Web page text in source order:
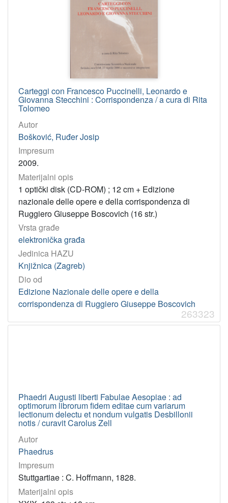
Carteggi con Francesco Puccinelli, Leonardo e
Giovanna Stecchini : Corrispondenza / a cura di Rita
Tolomeo
Autor
Bošković, Ruđer Josip
Impresum
2009.
Materijalni opis
1 optički disk (CD-ROM) ; 12 cm + Edizione
nazionale delle opere e della corrispondenza di
Ruggiero Giuseppe Boscovich (16 str.)
Vrsta građe
elektronička građa
Jedinica HAZU
Knjižnica (Zagreb)
Dio od
Edizione Nazionale delle opere e della
corrispondenza di Ruggiero Giuseppe Boscovich
263323
Phaedri Augusti liberti Fabulae Aesopiae : ad
optimorum librorum fidem editae cum variarum
lectionum delectu et nondum vulgatis Desbillonii
notis / curavit Carolus Zell
Autor
Phaedrus
Impresum
Stuttgartiae : C. Hoffmann, 1828.
Materijalni opis